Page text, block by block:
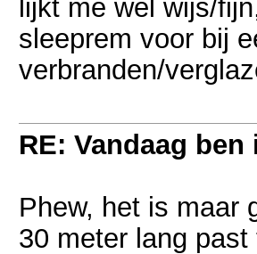
lijkt me wel wijs/
sleeprem voor bij
verbranden/
RE: Vandaag
Phew, het is maar
30 meter lang